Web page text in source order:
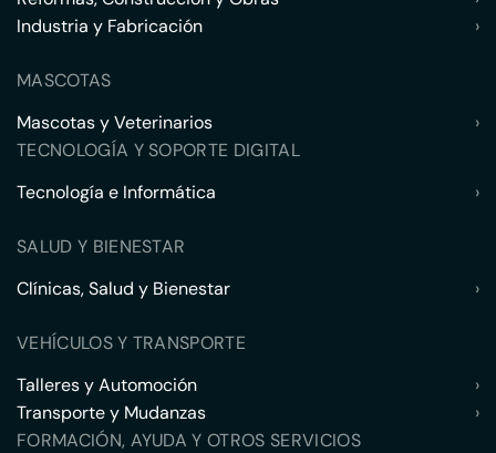
Industria y Fabricación
›
MASCOTAS
Mascotas y Veterinarios
›
TECNOLOGÍA Y SOPORTE DIGITAL
Tecnología e Informática
›
SALUD Y BIENESTAR
Clínicas, Salud y Bienestar
›
VEHÍCULOS Y TRANSPORTE
Talleres y Automoción
›
Transporte y Mudanzas
›
FORMACIÓN, AYUDA Y OTROS SERVICIOS